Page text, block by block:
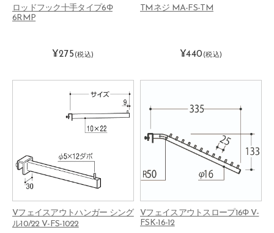
ロッドフック十手タイプ6Φ
6RMP
¥275 (税込)
TMネジ MA-FS-TM
¥440 (税込)
Vフェイスアウトハンガー シング
ル10/22 V-FS-1022
Vフェイスアウトスロープ16Φ V-
FSK-16-12